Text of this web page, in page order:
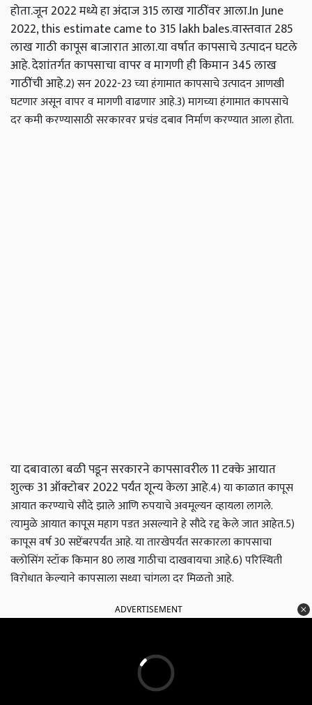
होता.जून 2022 मध्ये हा अंदाज 315 लाख गाठींवर आला.In June
2022, this estimate came to 315 lakh bales.वास्तवात 285
लाख गाठी कापूस बाजारात आला.या वर्षात कापसाचे उत्पादन घटले
आहे. देशांतर्गत कापसाचा वापर व मागणी ही किमान 345 लाख
गाठींची आहे.2) सन 2022-23 च्या हंगामात कापसाचे उत्पादन आणखी
घटणार असून वापर व मागणी वाढणार आहे.3) मागच्या हंगामात कापसाचे
दर कमी करण्यासाठी सरकारवर प्रचंड दबाव निर्माण करण्यात आला होता.
या दबावाला बळी पडून सरकारने कापसावरील 11 टक्के आयात
शुल्क 31 ऑक्टोबर 2022 पर्यंत शून्य केला आहे.4) या काळात कापूस
आयात करण्याचे सौदे झाले आणि रुपयाचे अवमूल्यन व्हायला लागले.
त्यामुळे आयात कापूस महाग पडत असल्याने हे सौदे रद्द केले जात आहेत.5)
कापूस वर्ष 30 सप्टेंबरपर्यंत आहे. या तारखेपर्यंत सरकारला कापसाचा
क्लोसिंग स्टॉक किमान 80 लाख गाठीचा दाखवायचा आहे.6) परिस्थिती
विरोधात केल्याने कापसाला सध्या चांगला दर मिळतो आहे.
ADVERTISEMENT